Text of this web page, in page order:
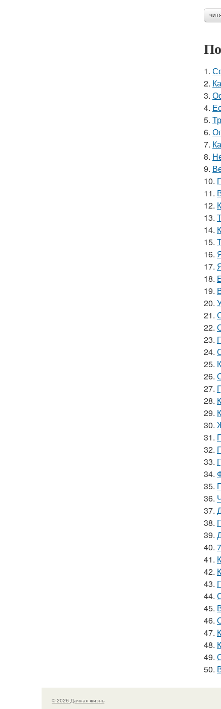
1.
2.
3.
4.
5.
6.
7.
8.
9.
10.
11.
12.
13.
14.
15.
16.
17.
18.
19.
20.
21.
22.
23.
24.
25.
26.
27.
28.
29.
30.
31.
32.
33.
34.
35.
36.
37.
38.
39.
40.
41.
42.
43.
44.
45.
46.
47.
48.
49.
50.
© 2026 Дачная жизнь